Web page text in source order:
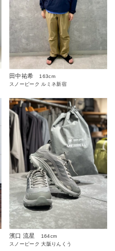
田中祐希
163cm
スノーピーク ルミネ新宿
濱口 流星
164cm
スノーピーク 大阪りんくう